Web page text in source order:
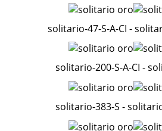
solitario-47-S-A-CI -
solitario-200-S-A-CI -
solitario-383-S -